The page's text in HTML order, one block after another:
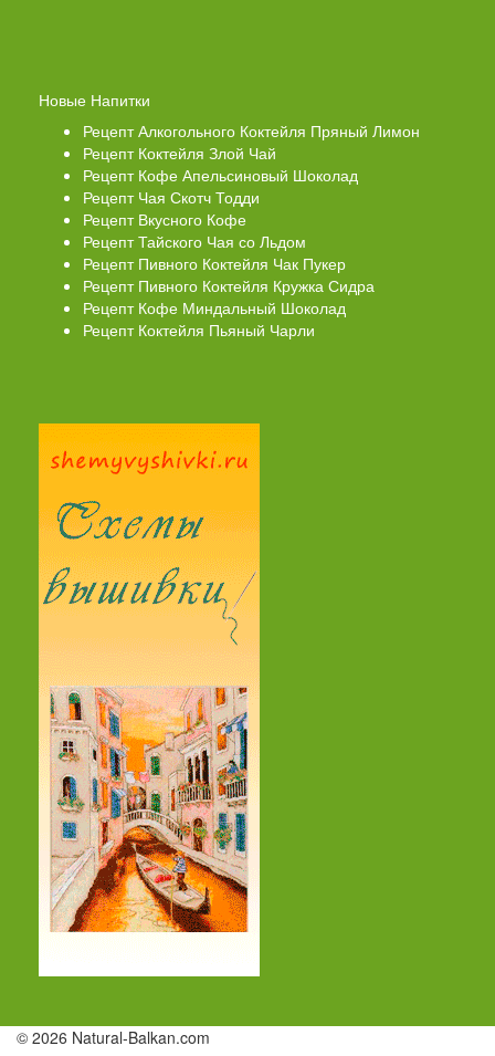
Новые Напитки
Рецепт Алкогольного Коктейля Пряный Лимон
Рецепт Коктейля Злой Чай
Рецепт Кофе Апельсиновый Шоколад
Рецепт Чая Скотч Тодди
Рецепт Вкусного Кофе
Рецепт Тайского Чая со Льдом
Рецепт Пивного Коктейля Чак Пукер
Рецепт Пивного Коктейля Кружка Сидра
Рецепт Кофе Миндальный Шоколад
Рецепт Коктейля Пьяный Чарли
© 2026 Natural-Balkan.com